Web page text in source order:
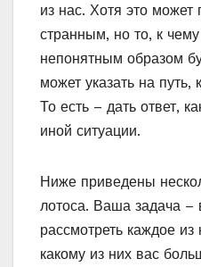
из нас. Хотя это может
странным, но то, к
непонятным образом
может указать на путь,
То есть – дать ответ,
иной ситуации.
Ниже приведены
лотоса. Ваша задача –
рассмотреть каждое из
какому из них вас